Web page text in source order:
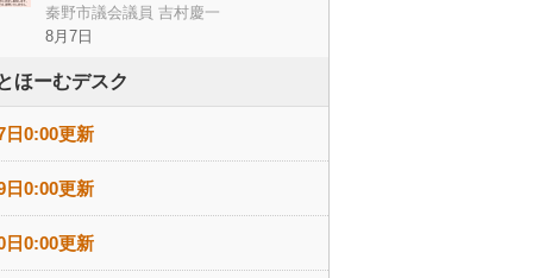
秦野市議会議員 吉村慶一
8月7日
ほーむデスク
日0:00更新
日0:00更新
日0:00更新